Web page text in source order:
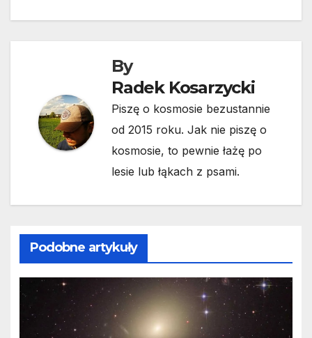
By
Radek Kosarzycki
Piszę o kosmosie bezustannie
od 2015 roku. Jak nie piszę o
kosmosie, to pewnie łażę po
lesie lub łąkach z psami.
Podobne artykuły